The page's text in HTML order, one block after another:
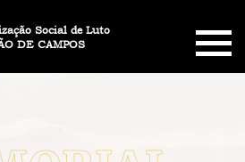
JOÃO DE CAMPOS
Organização Social de Luto
NÓS